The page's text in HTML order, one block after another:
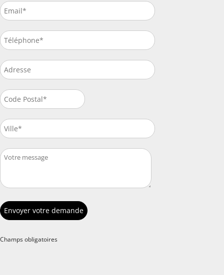
Champs obligatoires